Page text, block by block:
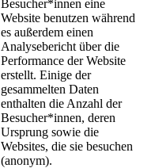
Besucher*innen eine
Website benutzen während
es außerdem einen
Analysebericht über die
Performance der Website
erstellt. Einige der
gesammelten Daten
enthalten die Anzahl der
Besucher*innen, deren
Ursprung sowie die
Websites, die sie besuchen
(anonym).